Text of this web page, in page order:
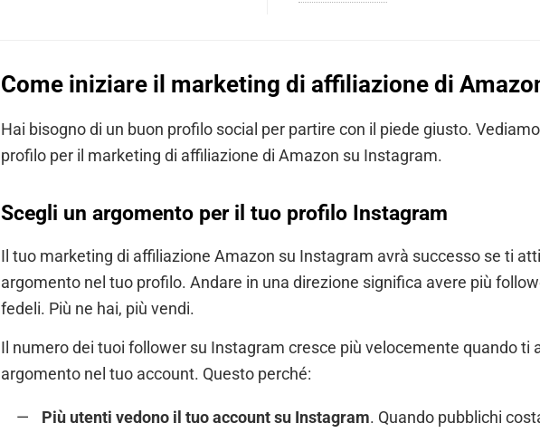
Come iniziare il marketing di affiliazione di
Hai bisogno di un buon profilo social per partire con il piede giusto.
profilo per il marketing di affiliazione di Amazon su Instagram.
Scegli un argomento per il tuo profilo Instagram
Il tuo marketing di affiliazione Amazon su Instagram avrà successo se ti
argomento nel tuo profilo. Andare in una direzione significa avere più
fedeli. Più ne hai, più vendi.
Il numero dei tuoi follower su Instagram cresce più velocemente quando ti
argomento nel tuo account. Questo perché:
Più utenti vedono il tuo account su Instagram. Quando pubblichi